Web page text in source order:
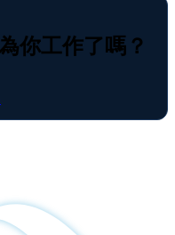
你工作了嗎？